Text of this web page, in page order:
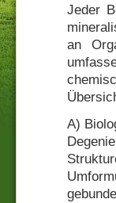
Jeder
an
A)